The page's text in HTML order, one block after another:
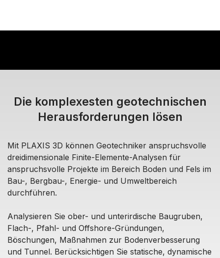
Die komplexesten geotechnischen
Herausforderungen lösen
Mit PLAXIS 3D können Geotechniker anspruchsvolle
dreidimensionale Finite-Elemente-Analysen für
anspruchsvolle Projekte im Bereich Boden und Fels im
Bau-, Bergbau-, Energie- und Umweltbereich
durchführen.
Analysieren Sie ober- und unterirdische Baugruben,
Flach-, Pfahl- und Offshore-Gründungen,
Böschungen, Maßnahmen zur Bodenverbesserung
und Tunnel. Berücksichtigen Sie statische, dynamische